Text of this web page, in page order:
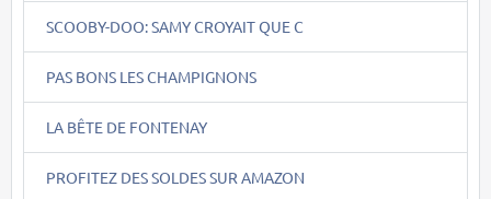
SCOOBY-DOO: SAMY CROYAIT QUE C
PAS BONS LES CHAMPIGNONS
LA BÊTE DE FONTENAY
PROFITEZ DES SOLDES SUR AMAZON